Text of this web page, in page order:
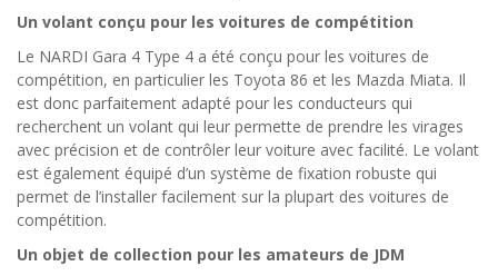
Un volant conçu pour les voitures de compétition
Le NARDI Gara 4 Type 4 a été conçu pour les voitures de
compétition, en particulier les Toyota 86 et les Mazda Miata. Il
est donc parfaitement adapté pour les conducteurs qui
recherchent un volant qui leur permette de prendre les virages
avec précision et de contrôler leur voiture avec facilité. Le volant
est également équipé d’un système de fixation robuste qui
permet de l’installer facilement sur la plupart des voitures de
compétition.
Un objet de collection pour les amateurs de JDM